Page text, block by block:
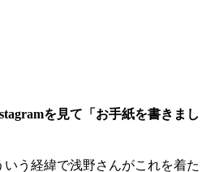
を見て「お手紙を書きまし
う経緯で浅野さんがこれを着た